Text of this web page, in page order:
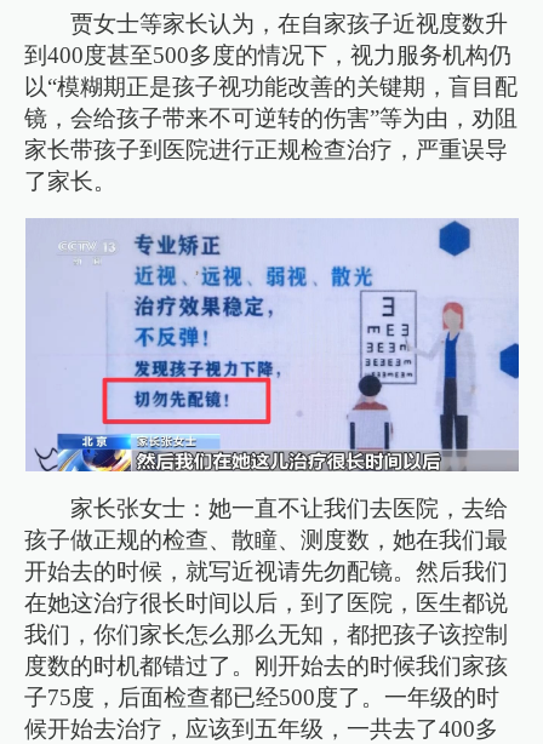
贾女士等家长认为，在自家孩子近视度数升
到400度甚至500多度的情况下，视力服务机构仍
以“模糊期正是孩子视功能改善的关键期，盲目配
镜，会给孩子带来不可逆转的伤害”等为由，劝阻
家长带孩子到医院进行正规检查治疗，严重误导
了家长。
家长张女士：她一直不让我们去医院，去给
孩子做正规的检查、散瞳、测度数，她在我们最
开始去的时候，就写近视请先勿配镜。然后我们
在她这治疗很长时间以后，到了医院，医生都说
我们，你们家长怎么那么无知，都把孩子该控制
度数的时机都错过了。刚开始去的时候我们家孩
子75度，后面检查都已经500度了。一年级的时
候开始去治疗，应该到五年级，一共去了400多